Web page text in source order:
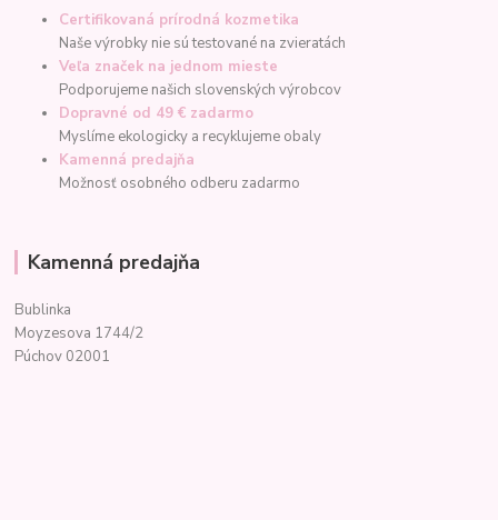
Certifikovaná prírodná kozmetika
Naše výrobky nie sú testované na zvieratách
Veľa značek na jednom mieste
Podporujeme našich slovenských výrobcov
Dopravné od 49 € zadarmo
Myslíme ekologicky a recyklujeme obaly
Kamenná predajňa
Možnosť osobného odberu zadarmo
Kamenná predajňa
Bublinka
Moyzesova 1744/2
Púchov 02001